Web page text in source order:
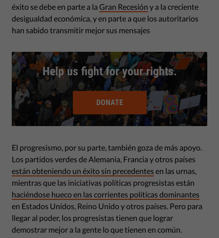
éxito se debe en parte a la Gran Recesión y a la creciente
desigualdad económica, y en parte a que los autoritarios
han sabido transmitir mejor sus mensajes
Help us fight for your rights.
DONATE
El progresismo, por su parte, también goza de más apoyo.
Los partidos verdes de Alemania, Francia y otros países
están obteniendo un éxito sin precedentes en las urnas,
mientras que las iniciativas políticas progresistas están
haciéndose hueco en las corrientes políticas dominantes
en Estados Unidos, Reino Unido y otros países. Pero para
llegar al poder, los progresistas tienen que lograr
demostrar mejor a la gente lo que tienen en común.